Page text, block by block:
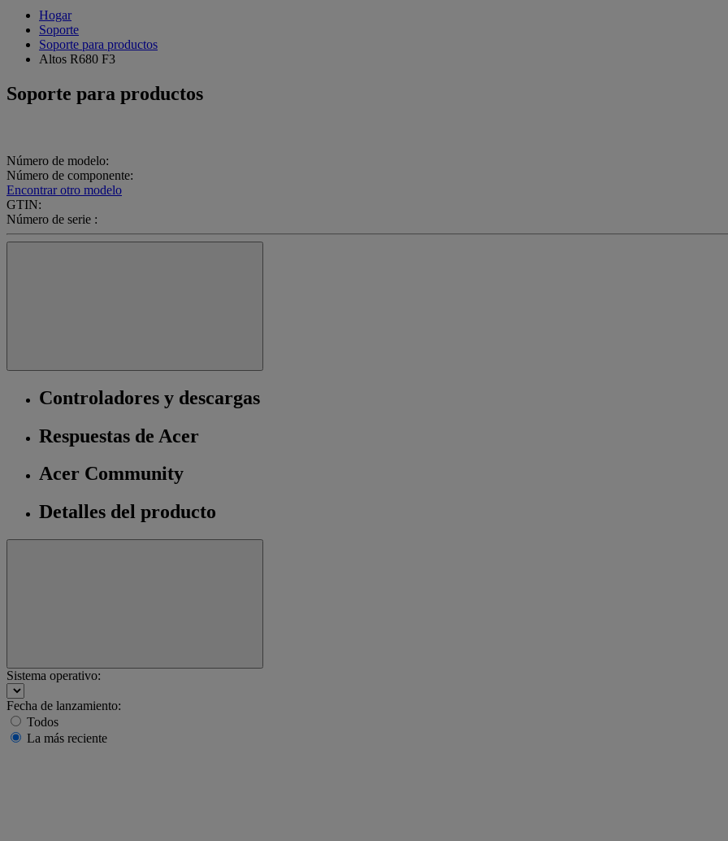
Hogar
Soporte
Soporte para productos
Altos R680 F3
Soporte para productos
Número de modelo:
Número de componente:
Encontrar otro modelo
GTIN:
Número de serie :
Controladores y descargas
Respuestas de Acer
Acer Community
Detalles del producto
Sistema operativo:
Fecha de lanzamiento:
Todos
La más reciente